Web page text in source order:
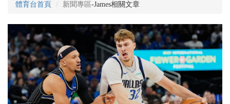
體育台首頁 新聞專區-James相關文章